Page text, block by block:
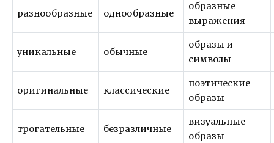
разнообразные однообразные
образные
выражения
уникальные обычные
образы и
символы
оригинальные классические
поэтические
образы
трогательные безразличные
визуальные
образы